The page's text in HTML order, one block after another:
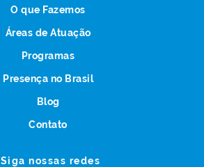
O que Fazemos
Áreas de Atuação
Programas
Presença no Brasil
Blog
Contato
Siga nossas redes